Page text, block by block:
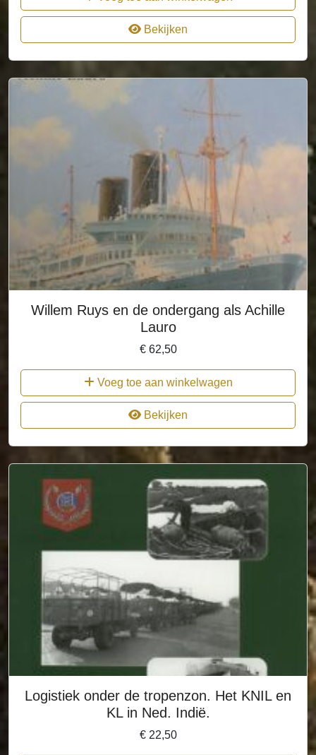
Bekijken
Willem Ruys en de ondergang als Achille
Lauro
€62,50
Voeg toe aan winkelwagen
Bekijken
Logistiek onder de tropenzon. Het KNIL en
KL in Ned. Indië.
€22,50